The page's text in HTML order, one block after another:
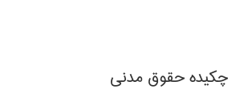
چکیده حقوق مدنی